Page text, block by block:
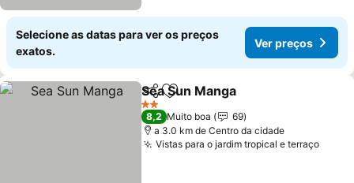
Selecione as datas para ver os preços
exatos.
Ver preços
PartilharAdicionar aos favoritos
Sea Sun Manga
2 Estrelas
8,2 Muito boa
69
a 3.0 km de Centro da cidade
Vistas para o jardim tropical e terraço